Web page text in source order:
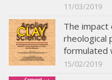
11/03/2019
The impact
rheological
formulated
15/02/2019